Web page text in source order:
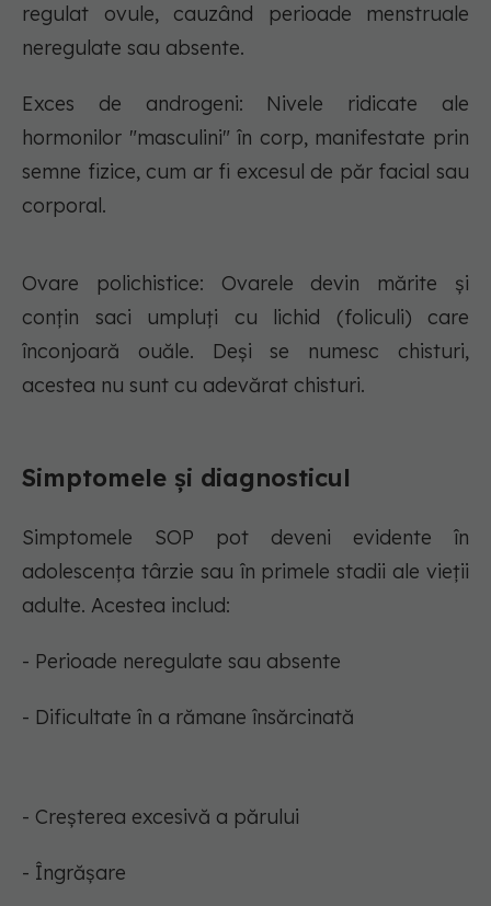
regulat ovule, cauzând perioade menstruale
neregulate sau absente.
Exces de androgeni: Nivele ridicate ale
hormonilor "masculini" în corp, manifestate prin
semne fizice, cum ar fi excesul de păr facial sau
corporal.
Ovare polichistice: Ovarele devin mărite și
conțin saci umpluți cu lichid (foliculi) care
înconjoară ouăle. Deși se numesc chisturi,
acestea nu sunt cu adevărat chisturi.
Simptomele și diagnosticul
Simptomele SOP pot deveni evidente în
adolescența târzie sau în primele stadii ale vieții
adulte. Acestea includ:
- Perioade neregulate sau absente
- Dificultate în a rămane însărcinată
- Creșterea excesivă a părului
- Îngrășare